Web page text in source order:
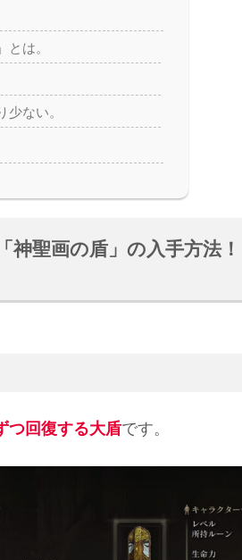
とは。
少ない。
神聖画の盾」の入手方法
つ回復する大盾です。